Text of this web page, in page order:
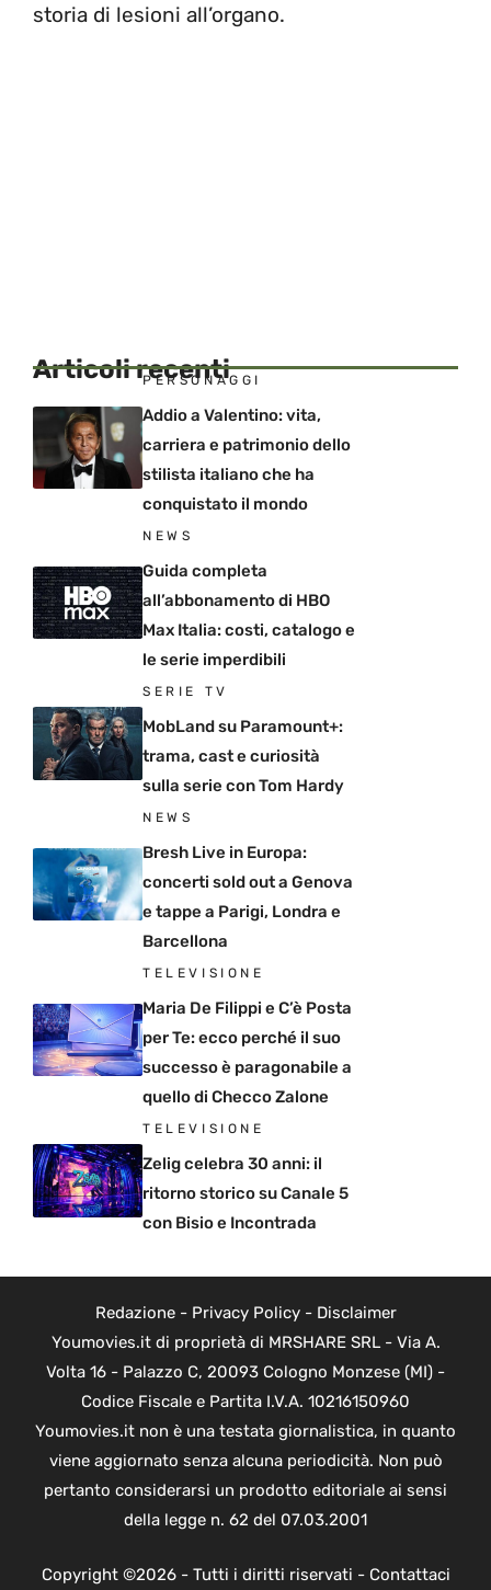
storia di lesioni all’organo.
Articoli recenti
PERSONAGGI
Addio a Valentino: vita,
carriera e patrimonio dello
stilista italiano che ha
conquistato il mondo
NEWS
Guida completa
all’abbonamento di HBO
Max Italia: costi, catalogo e
le serie imperdibili
SERIE TV
MobLand su Paramount+:
trama, cast e curiosità
sulla serie con Tom Hardy
NEWS
Bresh Live in Europa:
concerti sold out a Genova
e tappe a Parigi, Londra e
Barcellona
TELEVISIONE
Maria De Filippi e C’è Posta
per Te: ecco perché il suo
successo è paragonabile a
quello di Checco Zalone
TELEVISIONE
Zelig celebra 30 anni: il
ritorno storico su Canale 5
con Bisio e Incontrada
Redazione- Privacy Policy- Disclaimer
Youmovies.it di proprietà di MRSHARE SRL - Via A.
Volta 16 - Palazzo C, 20093 Cologno Monzese (MI) -
Codice Fiscale e Partita I.V.A. 10216150960
Youmovies.it non è una testata giornalistica, in quanto
viene aggiornato senza alcuna periodicità. Non può
pertanto considerarsi un prodotto editoriale ai sensi
della legge n. 62 del 07.03.2001
Copyright ©2026 - Tutti i diritti riservati - Contattaci